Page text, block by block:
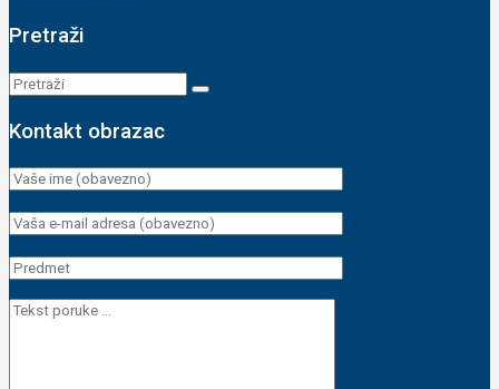
Pretraži
Kontakt obrazac